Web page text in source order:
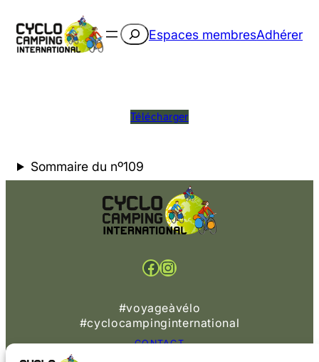
Rechercher
Espaces membresAdhérer
Télécharger
Sommaire du nº109
Facebook Instagram
#voyageàvélo
#cyclocampinginternational
CONTACT